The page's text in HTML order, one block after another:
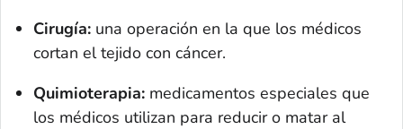
Cirugía: una operación en la que los médicos
cortan el tejido con cáncer.
Quimioterapia: medicamentos especiales que
los médicos utilizan para reducir o matar al